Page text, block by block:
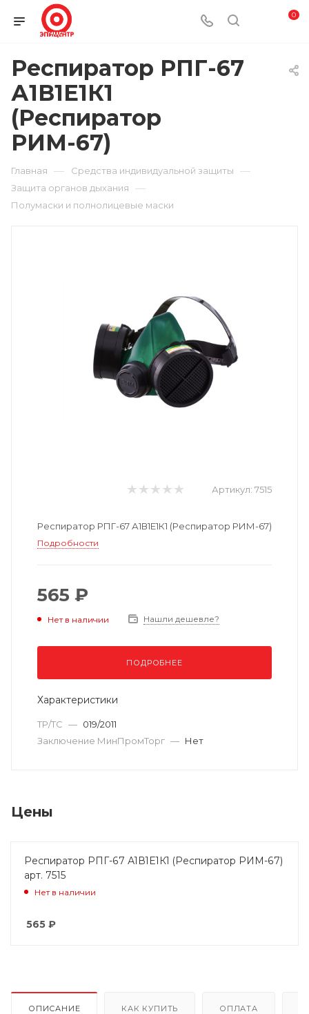
0
Респиратор РПГ-67
А1В1Е1К1
(Респиратор
РИМ-67)
Главная — Средства индивидуальной защиты —
Защита органов дыхания —
Полумаски и полнолицевые маски
Артикул: 7515
Респиратор РПГ-67 А1В1Е1К1 (Респиратор РИМ-67)
Подробности
565 ₽
Нет в наличии Нашли дешевле?
ПОДРОБНЕЕ
Характеристики
ТР/ТС — 019/2011
Заключение МинПромТорг — Нет
Цены
Респиратор РПГ-67 А1В1Е1К1 (Респиратор РИМ-67)
арт. 7515
Нет в наличии
565 ₽
ОПИСАНИЕ КАК КУПИТЬ ОПЛАТА